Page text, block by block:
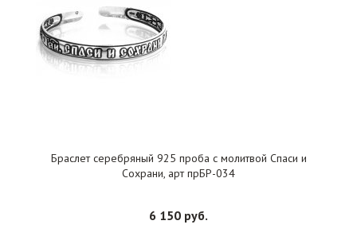
Браслет серебряный 925 проба с молитвой Спаси и
Сохрани, арт прБР-034
6 150 руб.